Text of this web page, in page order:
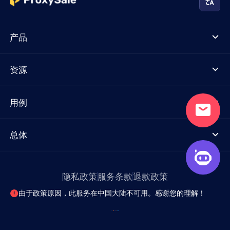
产品
资源
用例
总体
隐私政策服务条款退款政策
由于政策原因，此服务在中国大陆不可用。感谢您的理解！